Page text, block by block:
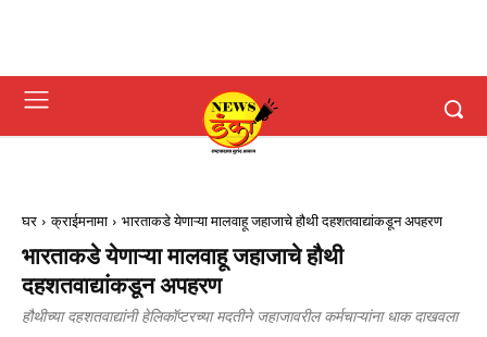
घर क्राईमनामा भारताकडे येणाऱ्या मालवाहू जहाजाचे हौथी दहशतवाद्यांकडून अपहरण
भारताकडे येणाऱ्या मालवाहू जहाजाचे हौथी
दहशतवाद्यांकडून अपहरण
हौथीच्या दहशतवाद्यांनी हेलिकॉप्टरच्या मदतीने जहाजावरील कर्मचाऱ्यांना धाक दाखवला